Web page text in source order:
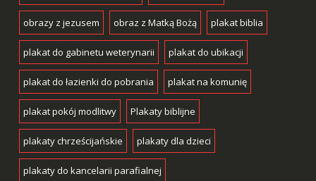
obrazy z jezusem obraz z Matką Bożą plakat biblia
plakat do gabinetu weterynarii plakat do ubikacji
plakat do łazienki do pobrania plakat na komunię
plakat pokój modlitwy Plakaty biblijne
plakaty chrześcijańskie plakaty dla dzieci
plakaty do kancelarii parafialnej